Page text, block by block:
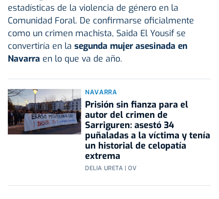
estadísticas de la violencia de género en la
Comunidad Foral. De confirmarse oficialmente
como un crimen machista, Saida El Yousif se
convertiría en la segunda mujer asesinada en
Navarra en lo que va de año.
NAVARRA
Prisión sin fianza para el
autor del crimen de
Sarriguren: asestó 34
puñaladas a la víctima y tenía
un historial de celopatía
extrema
DELIA URETA | OV